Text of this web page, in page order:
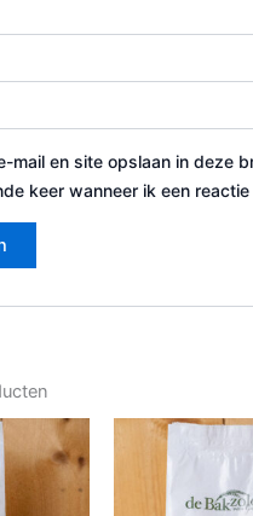
mail en site opslaan in deze
keer wanneer ik een